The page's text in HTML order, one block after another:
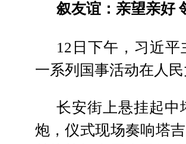
叙友谊：亲望亲好
12日下午，习近
一系列国事活动在人
长安街上悬挂起中
炮，仪式现场奏响塔